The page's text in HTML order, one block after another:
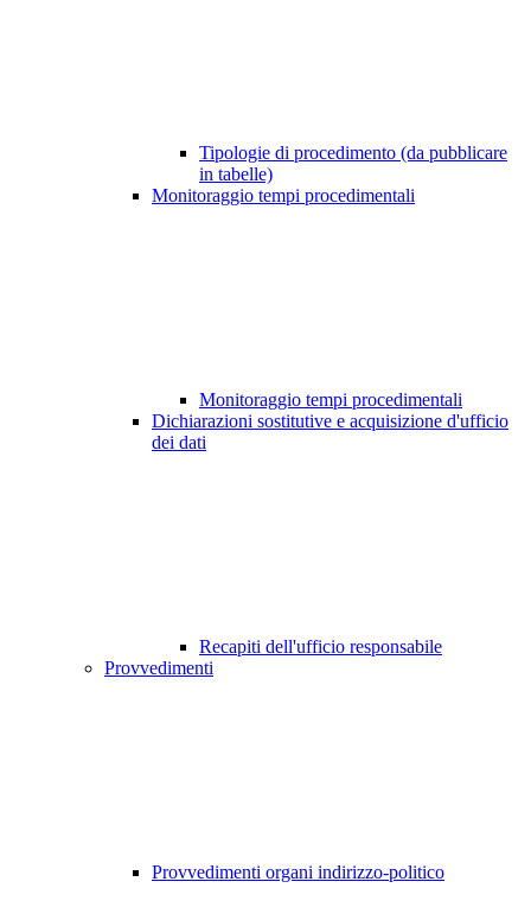
Tipologie di procedimento (da pubblicare
in tabelle)
Monitoraggio tempi procedimentali
Monitoraggio tempi procedimentali
Dichiarazioni sostitutive e acquisizione d'ufficio
dei dati
Recapiti dell'ufficio responsabile
Provvedimenti
Provvedimenti organi indirizzo-politico